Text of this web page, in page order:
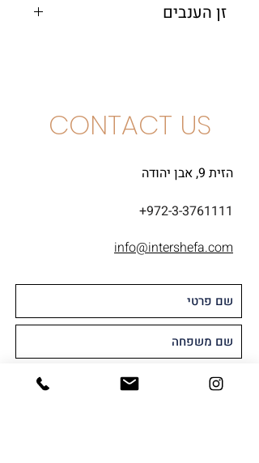
זן הענבים
CONTACT US
הזית 9, אבן יהודה
+972-3-3761111
info@intershefa.com